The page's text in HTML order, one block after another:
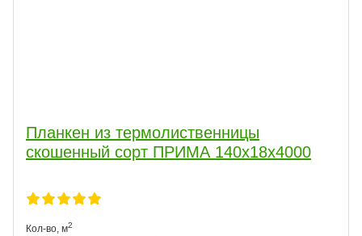
Планкен из термолиственницы
скошенный сорт ПРИМА 140х18х4000
Кол-во, м2